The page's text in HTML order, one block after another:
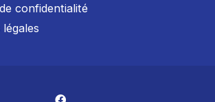
confidentialité